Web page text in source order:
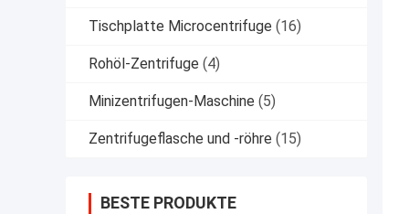
Tischplatte Microcentrifuge (16)
Rohöl-Zentrifuge (4)
Minizentrifugen-Maschine (5)
Zentrifugeflasche und -röhre (15)
BESTE PRODUKTE